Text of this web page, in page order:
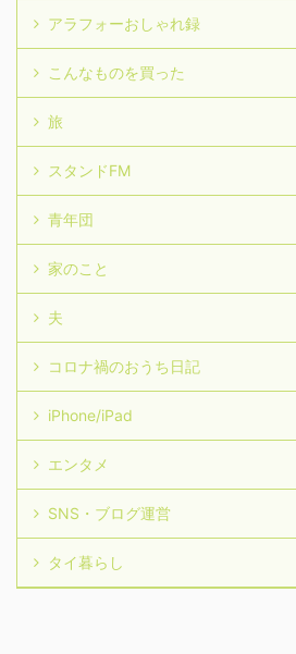
アラフォーおしゃれ録
こんなものを買った
旅
スタンドFM
青年団
家のこと
夫
コロナ禍のおうち日記
iPhone/iPad
エンタメ
SNS・ブログ運営
タイ暮らし